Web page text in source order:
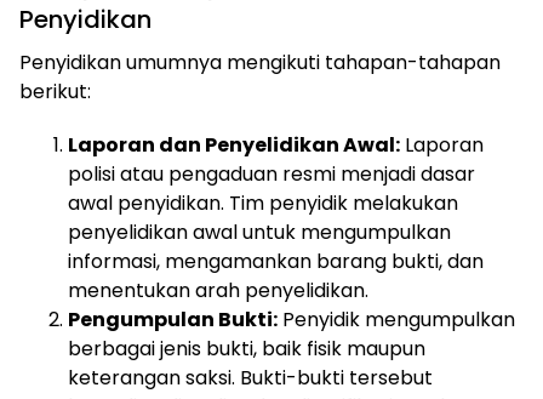
Penyidikan
Penyidikan umumnya mengikuti tahapan-tahapan
berikut:
Laporan dan Penyelidikan Awal: Laporan
polisi atau pengaduan resmi menjadi dasar
awal penyidikan. Tim penyidik melakukan
penyelidikan awal untuk mengumpulkan
informasi, mengamankan barang bukti, dan
menentukan arah penyelidikan.
Pengumpulan Bukti: Penyidik mengumpulkan
berbagai jenis bukti, baik fisik maupun
keterangan saksi. Bukti-bukti tersebut